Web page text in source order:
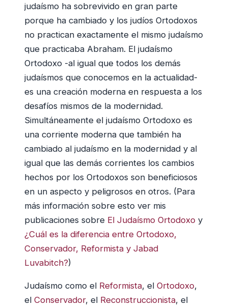
judaísmo ha sobrevivido en gran parte
porque ha cambiado y los judíos Ortodoxos
no practican exactamente el mismo judaísmo
que practicaba Abraham. El judaísmo
Ortodoxo -al igual que todos los demás
judaísmos que conocemos en la actualidad-
es una creación moderna en respuesta a los
desafíos mismos de la modernidad.
Simultáneamente el judaísmo Ortodoxo es
una corriente moderna que también ha
cambiado al judaísmo en la modernidad y al
igual que las demás corrientes los cambios
hechos por los Ortodoxos son beneficiosos
en un aspecto y peligrosos en otros. (Para
más información sobre esto ver mis
publicaciones sobre El Judaísmo Ortodoxo y
¿Cuál es la diferencia entre Ortodoxo,
Conservador, Reformista y Jabad
Luvabitch?)
Judaísmo como el Reformista, el Ortodoxo,
el Conservador, el Reconstruccionista, el